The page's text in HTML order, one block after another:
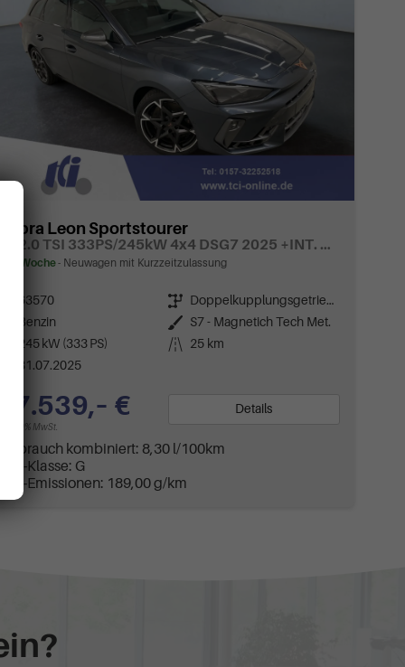
Cupra Leon Sportstourer
VZ 2.0 TSI 333PS/245kW 4x4 DSG7 2025 +INT. DRIVE+MATRIX+AHK+Erweiterte Garantie.
ca 1 Woche Neuwagen mit Kurzzeitzulassung
63570 Getriebe
Doppelkupplungsgetriebe (DSG)
Benzin Außenfarbe
S7 - Magnetich Tech Met.
245 kW (333 PS) Kilometerstand
25 km
31.07.2025
37.539,– €
incl. 19% MwSt.
Details
Verbrauch kombiniert: 8,30 l/100km
-Klasse: G
-Emissionen: 189,00 g/km